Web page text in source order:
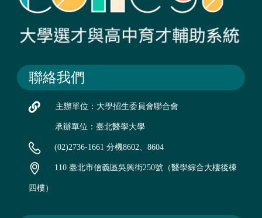
聯絡我們
主辦單位：大學招生委員會聯合會
承辦單位：臺北醫學大學
(02)2736-1661 分機8602、8604
110 臺北市信義區吳興街250號（醫學綜合大樓後棟
四樓）